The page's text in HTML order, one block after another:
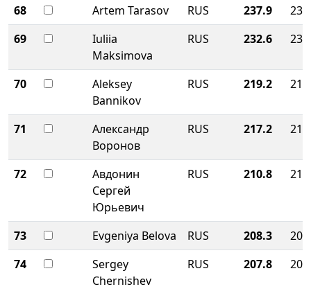
68 Artem Tarasov RUS 237.9
69
Iuliia
Maksimova
RUS 232.6
70
Aleksey
Bannikov
RUS 219.2
71
Александр
Воронов
RUS 217.2
72
Авдонин
Сергей
Юрьевич
RUS 210.8
73 Evgeniya Belova RUS 208.3
74
Sergey
Chernishev
RUS 207.8